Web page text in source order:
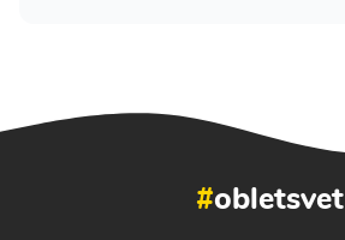
#obletsvet